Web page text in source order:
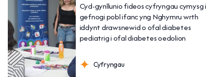
Cyd-gynllunio fideos cyfryngau cymysg i
gefnogi pobl ifanc yng Nghymru wrth
iddynt drawsnewid o ofal diabetes
pediatrig i ofal diabetes oedolion
Cyfryngau